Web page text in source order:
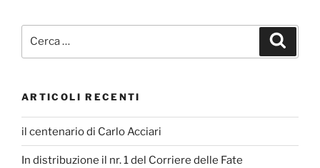
ARTICOLI RECENTI
il centenario di Carlo Acciari
In distribuzione il nr. 1 del Corriere delle Fate